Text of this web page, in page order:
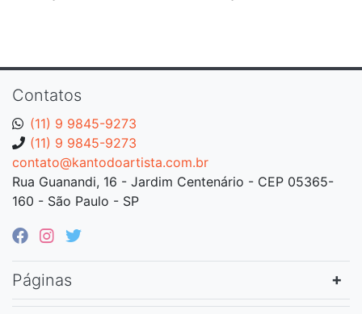
Contatos
(11) 9 9845-9273
(11) 9 9845-9273
contato@kantodoartista.com.br
Rua Guanandi, 16 - Jardim Centenário - CEP 05365-
160 - São Paulo - SP
Páginas